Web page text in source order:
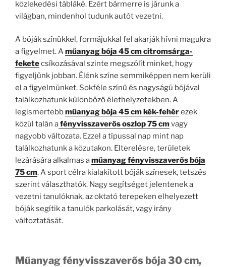
közlekedési tábláké. Ezért bármerre is járunk a
világban, mindenhol tudunk autót vezetni.
A bóják színükkel, formájukkal fel akarják hívni magukra
a figyelmet. Aműanyag bója 45 cm citromsárga-
feketecsíkozásával szinte megszólít minket, hogy
figyeljünk jobban. Élénk színe semmiképpen nem kerüli
el a figyelmünket. Sokféle színű és nagyságú bójával
találkozhatunk különböző élethelyzetekben. A
legismertebbműanyag bója 45 cm kék-fehérezek
közül talán afényvisszaverős oszlop 75 cmvagy
nagyobb változata. Ezzel a típussal nap mint nap
találkozhatunk a közutakon. Elterelésre, területek
lezárására alkalmas aműanyag fényvisszaverős bója
75 cm. A sport célra kialakított bóják színesek, tetszés
szerint választhatók. Nagy segítséget jelentenek a
vezetni tanulóknak, az oktató terepeken elhelyezett
bóják segítik a tanulók parkolását, vagy irány
változtatását.
Műanyag fényvisszaverős bója 30 cm,